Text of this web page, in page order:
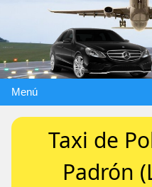
Menú
Taxi de
Padrón